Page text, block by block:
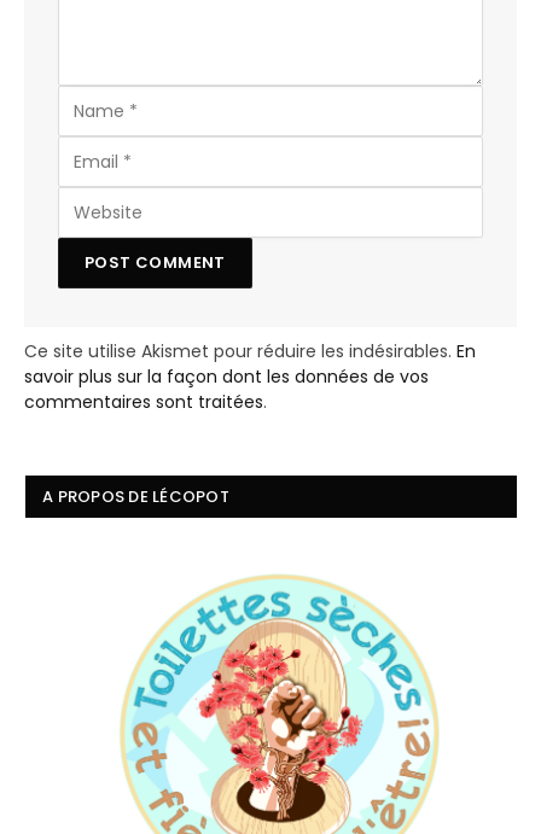
Ce site utilise Akismet pour réduire les indésirables. En
savoir plus sur la façon dont les données de vos
commentaires sont traitées.
A PROPOS DE LÉCOPOT